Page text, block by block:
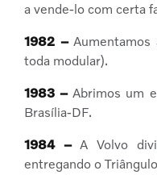
a vende-lo com certa
1982 –Aumentamos
toda modular).
1983 –Abrimos um
Brasília-DF.
1984 –A Volvo
entregando o